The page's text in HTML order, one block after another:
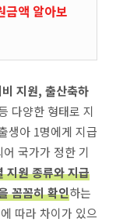
금액 알아보
지원, 출산축하
다양한 형태로 지
생아 1명에게 지급
국가가 정한 기
지원 종류와 지급
꼼꼼히 확인하는
따라 차이가 있으